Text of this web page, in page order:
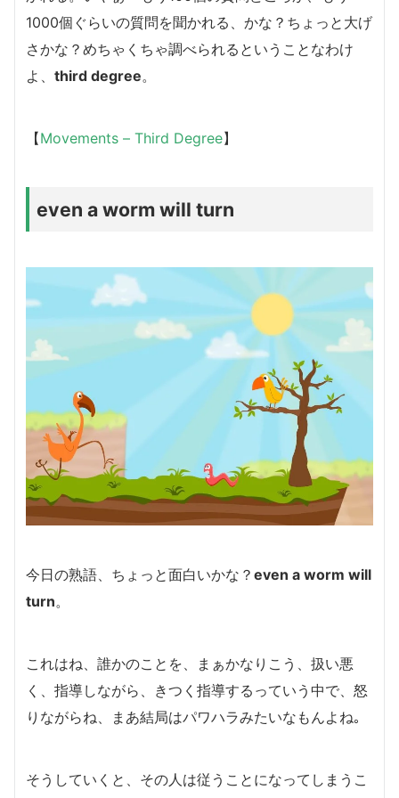
1000個ぐらいの質問を聞かれる、かな？ちょっと大げ
さかな？めちゃくちゃ調べられるということなわけ
よ、 third degree。
【Movements – Third Degree】
even a worm will turn
今日の熟語、ちょっと面白いかな？ even a worm will
turn。
これはね、誰かのことを、まぁかなりこう、扱い悪
く、指導しながら、きつく指導するっていう中で、怒
りながらね、まあ結局はパワハラみたいなもんよね｡
そうしていくと、その人は従うことになってしまうこ